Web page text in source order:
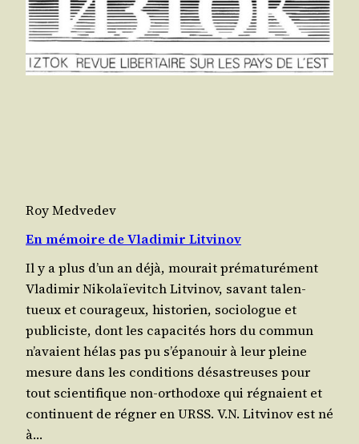
Roy Medvedev
En mémoire de Vladimir Litvinov
Il y a plus d’un an déjà, mou­rait pré­ma­tu­ré­ment
Vla­di­mir Niko­laïe­vitch Lit­vi­nov, savant talen­
tueux et cou­ra­geux, his­to­rien, socio­logue et
publi­ciste, dont les capa­ci­tés hors du com­mun
n’a­vaient hélas pas pu s’é­pa­nouir à leur pleine
mesure dans les condi­tions désas­treuses pour
tout scien­ti­fique non-ortho­doxe qui régnaient et
conti­nuent de régner en URSS. V.N. Lit­vi­nov est né
à…